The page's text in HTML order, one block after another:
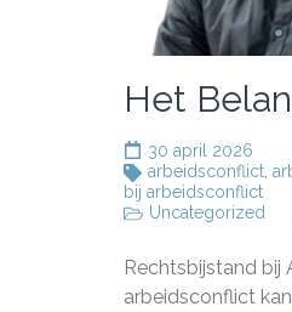
Het
30 april 2026
arbeidsconflict
bij arbeidsconflict
Uncategorized
Rechtsbijstand bij
arbeidsconflict